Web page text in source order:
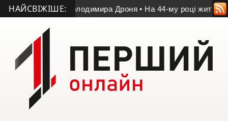
НАЙСВІЖІШЕ:
пам’яті Володимира Дроня • На 44-му році життя помер